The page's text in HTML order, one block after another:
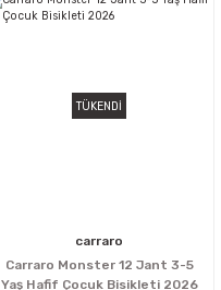
TÜKENDİ
carraro
Carraro Monster 12 Jant 3-5
Yaş Hafif Çocuk Bisikleti 2026